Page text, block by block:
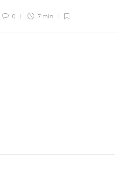
0 7 min